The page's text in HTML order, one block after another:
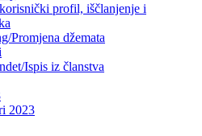
profil, iščlanjenje i
Promjena džemata
Ispis iz članstva
2023